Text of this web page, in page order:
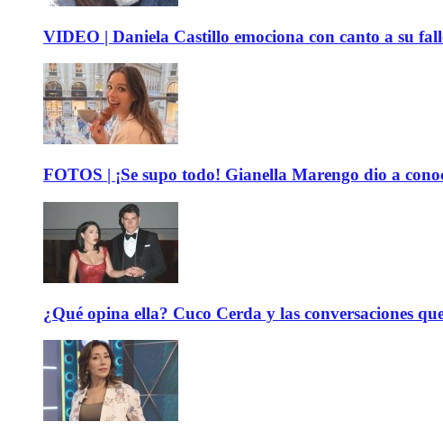
VIDEO | Daniela Castillo emociona con canto a su
FOTOS | ¡Se supo todo! Gianella Marengo dio a
¿Qué opina ella? Cuco Cerda y las conversaciones